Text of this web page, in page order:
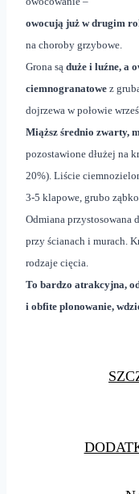
owocują już w drugim
na choroby grzybowe.
Grona są duże i luźne, a
ciemnogranatowe z
dojrzewa w połowie
Miąższ średnio zwarty,
pozostawione dłużej na
20%). Liście
3-5 klapowe, grubo
Odmiana przystosowana
przy ścianach i murach.
rodzaje cięcia.
To bardzo atrakcyjna,
i obfite plonowanie,